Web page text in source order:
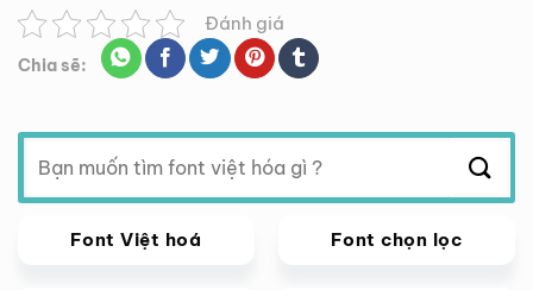
Đánh giá
Chia sẽ:
Tìm
kiếm:
Font Việt hoá Font chọn lọc